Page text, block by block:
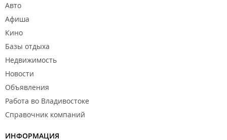
Авто
Афиша
Кино
Базы отдыха
Недвижимость
Новости
Объявления
Работа во Владивостоке
Справочник компаний
ИНФОРМАЦИЯ